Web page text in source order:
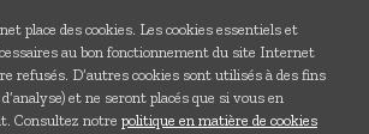
Documents utiles
Rapports annuels
Publications
place des cookies. Les cookies essentiels et
au bon fonctionnement du site Internet
refusés. D’autres cookies sont utilisés à des fins
et ne seront placés que si vous en
Consultez notre politique en matière de cookies